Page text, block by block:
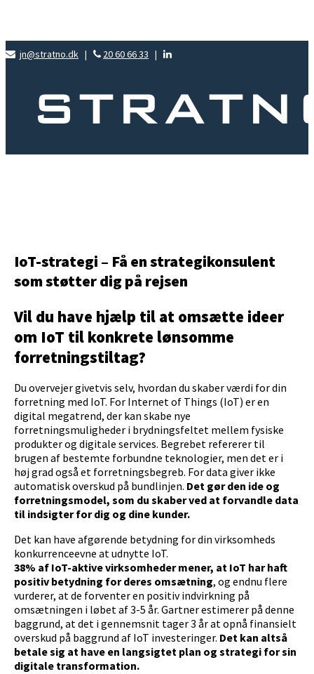
jn@stratno.dk | 20 60 66 33 |
IoT-strategi – Få en strategikonsulent
som støtter dig på rejsen
Vil du have hjælp til at omsætte ideer
om IoT til konkrete lønsomme
forretningstiltag?
Du overvejer givetvis selv, hvordan du skaber værdi for din
forretning med IoT. For Internet of Things (IoT) er en
digital megatrend, der kan skabe nye
forretningsmuligheder i brydningsfeltet mellem fysiske
produkter og digitale services. Begrebet refererer til
brugen af bestemte forbundne teknologier, men det er i
høj grad også et forretningsbegreb. For data giver ikke
automatisk overskud på bundlinjen. Det gør den ide og
forretningsmodel, som du skaber ved at forvandle data
til indsigter for dig og dine kunder.
Det kan have afgørende betydning for din virksomheds
konkurrenceevne at udnytte IoT.
38% af IoT-aktive virksomheder mener, at IoT har haft
positiv betydning for deres omsætning, og endnu flere
vurderer, at de forventer en positiv indvirkning på
omsætningen i løbet af 3-5 år. Gartner estimerer på denne
baggrund, at det i gennemsnit tager 3 år at opnå finansielt
overskud på baggrund af IoT investeringer. Det kan altså
betale sig at have en langsigtet plan og strategi for sin
digitale transformation.